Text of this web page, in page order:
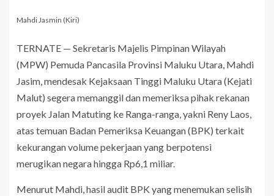
Mahdi Jasmin (Kiri)
TERNATE — Sekretaris Majelis Pimpinan Wilayah
(MPW) Pemuda Pancasila Provinsi Maluku Utara, Mahdi
Jasim, mendesak Kejaksaan Tinggi Maluku Utara (Kejati
Malut) segera memanggil dan memeriksa pihak rekanan
proyek Jalan Matuting ke Ranga-ranga, yakni Reny Laos,
atas temuan Badan Pemeriksa Keuangan (BPK) terkait
kekurangan volume pekerjaan yang berpotensi
merugikan negara hingga Rp6,1 miliar.
Menurut Mahdi, hasil audit BPK yang menemukan selisih